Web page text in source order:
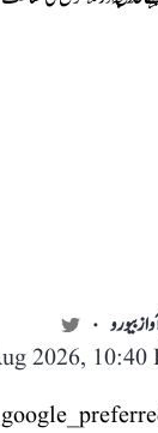
بیورو
2026, 10:40